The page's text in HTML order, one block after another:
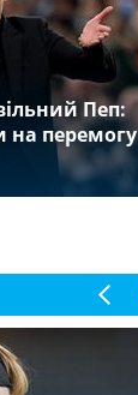
Пеп:
на перемогу